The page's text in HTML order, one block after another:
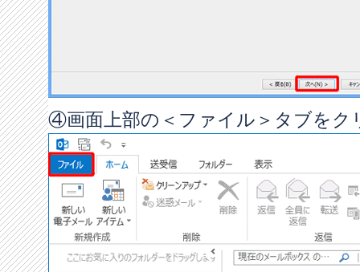
④画面上部の＜ファイル＞タブをク